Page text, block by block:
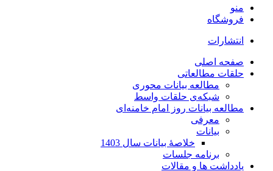
منو
فروشگاه
انتشارات
صفحه اصلی
حلقات مطالعاتی
مطالعه بیانات محوری
شبکه‌ی حلقات واسط
مطالعه بیانات روز امام خامنه‌ای
معرفی
بیانات
خلاصۀ بیانات سال 1403
برنامه جلسات
یادداشت ها و مقالات